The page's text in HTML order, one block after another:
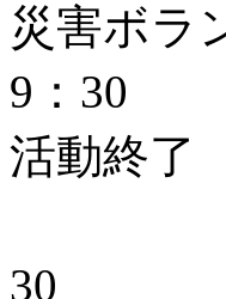
災害
9：
活動終了
30